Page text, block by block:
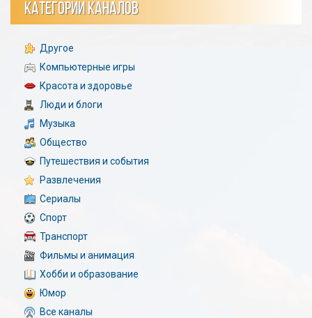
КАТЕГОРИИ КАНАЛОВ
Другое
Компьютерные игры
Красота и здоровье
Люди и блоги
Музыка
Общество
Путешествия и события
Развлечения
Сериалы
Спорт
Транспорт
Фильмы и анимация
Хобби и образование
Юмор
Все каналы